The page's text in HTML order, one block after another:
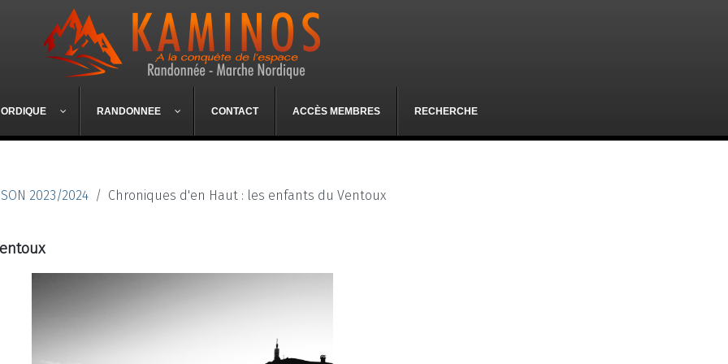
RANDONNEE CONTACT ACCÈS MEMBRES RECHERCHE
2023/2024 Chroniques d'en Haut : les enfants du Ventoux